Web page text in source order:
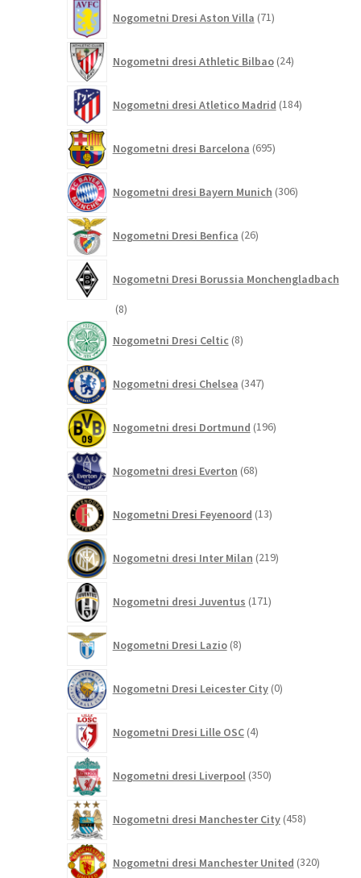
Nogometni Dresi Aston Villa 71izdelkov
Nogometni dresi Athletic Bilbao 24izdelkov
Nogometni dresi Atletico Madrid 184izdelkov
Nogometni dresi Barcelona 695izdelkov
Nogometni dresi Bayern Munich 306izdelkov
Nogometni Dresi Benfica 26izdelkov
Nogometni Dresi Borussia Monchengladbach
88
Nogometni Dresi Celtic 8izdelkov
Nogometni dresi Chelsea 347izdelkov
Nogometni dresi Dortmund 196izdelkov
Nogometni dresi Everton 68izdelkov
Nogometni Dresi Feyenoord 13izdelkov
Nogometni dresi Inter Milan 219izdelkov
Nogometni dresi Juventus 171izdelkov
Nogometni Dresi Lazio 8izdelkov
Nogometni Dresi Leicester City 0izdelkov
Nogometni Dresi Lille OSC 4izdelki
Nogometni dresi Liverpool 350izdelkov
Nogometni dresi Manchester City 458izdelkov
Nogometni dresi Manchester United 320izdelkov